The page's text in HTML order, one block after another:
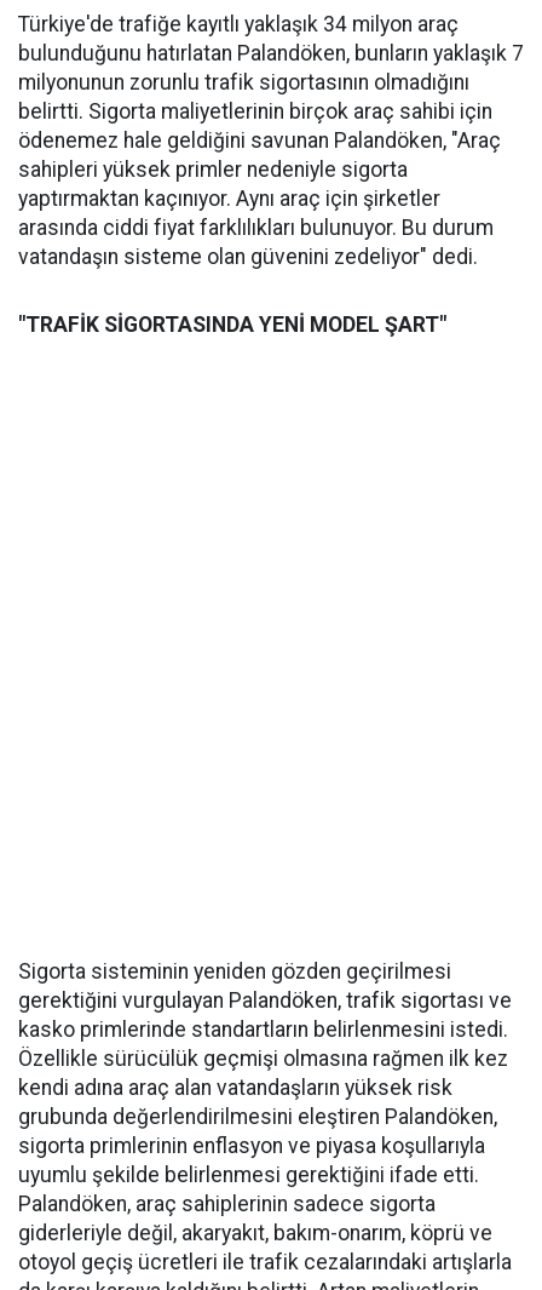
Türkiye'de trafiğe kayıtlı yaklaşık 34 milyon araç
bulunduğunu hatırlatan Palandöken, bunların yaklaşık 7
milyonunun zorunlu trafik sigortasının olmadığını
belirtti. Sigorta maliyetlerinin birçok araç sahibi için
ödenemez hale geldiğini savunan Palandöken, "Araç
sahipleri yüksek primler nedeniyle sigorta
yaptırmaktan kaçınıyor. Aynı araç için şirketler
arasında ciddi fiyat farklılıkları bulunuyor. Bu durum
vatandaşın sisteme olan güvenini zedeliyor" dedi.
"TRAFİK SİGORTASINDA YENİ MODEL ŞART"
Sigorta sisteminin yeniden gözden geçirilmesi
gerektiğini vurgulayan Palandöken, trafik sigortası ve
kasko primlerinde standartların belirlenmesini istedi.
Özellikle sürücülük geçmişi olmasına rağmen ilk kez
kendi adına araç alan vatandaşların yüksek risk
grubunda değerlendirilmesini eleştiren Palandöken,
sigorta primlerinin enflasyon ve piyasa koşullarıyla
uyumlu şekilde belirlenmesi gerektiğini ifade etti.
Palandöken, araç sahiplerinin sadece sigorta
giderleriyle değil, akaryakıt, bakım-onarım, köprü ve
otoyol geçiş ücretleri ile trafik cezalarındaki artışlarla